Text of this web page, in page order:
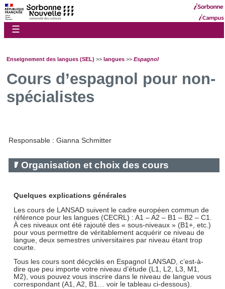
☰
Enseignement des langues (SEL) >> langues >> Espagnol
Cours d’espagnol pour non-
spécialistes
Responsable : Gianna Schmitter
Organisation et choix des cours
Quelques explications générales
Les cours de LANSAD suivent le cadre européen commun de
référence pour les langues (CECRL) : A1 – A2 – B1 – B2 – C1.
À ces niveaux ont été rajouté des « sous-niveaux » (B1+, etc.)
pour vous permettre de véritablement acquérir ce niveau de
langue, deux semestres universitaires par niveau étant trop
courte.
Tous les cours sont décyclés en Espagnol LANSAD, c’est-à-
dire que peu importe votre niveau d’étude (L1, L2, L3, M1,
M2), vous pouvez vous inscrire dans le niveau de langue vous
correspondant (A1, A2, B1… voir le tableau ci-dessous).